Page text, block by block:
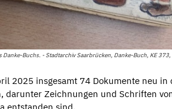
Danke-Buchs. - Stadtarchiv Saarbrücken, Danke-Buch, KE 373,
2025 insgesamt 74 Dokumente neu in
darunter Zeichnungen und Schriften